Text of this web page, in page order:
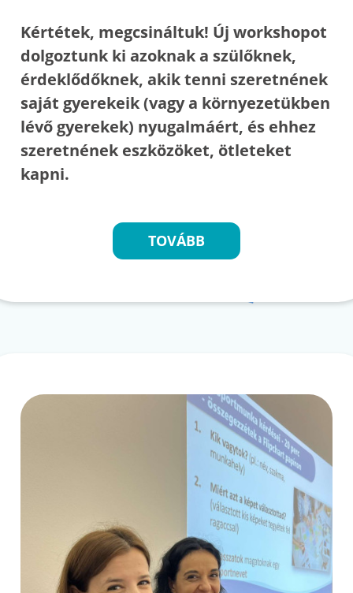
Kértétek, megcsináltuk! Új workshopot
dolgoztunk ki azoknak a szülőknek,
érdeklődőknek, akik tenni szeretnének
saját gyerekeik (vagy a környezetükben
lévő gyerekek) nyugalmáért, és ehhez
szeretnének eszközöket, ötleteket
kapni.
TOVÁBB